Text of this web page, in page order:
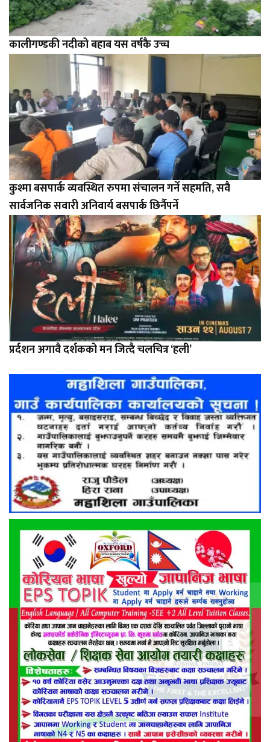
कालीगण्डकी नदीको बहाब यस वर्षकै उच्च
कुश्मा बसपार्क व्यवस्थित रुपमा संचालन गर्ने सहमति, सवै
सार्वजनिक सवारी अनिवार्य बसपार्क छिर्नैपर्ने
प्रर्दशन अगावै दर्शकको मन जित्दै चलचित्र ‘हली’